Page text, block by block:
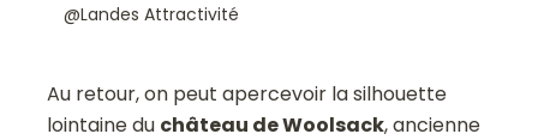
@Landes Attractivité
Au retour, on peut apercevoir la silhouette
lointaine du château de Woolsack, ancienne